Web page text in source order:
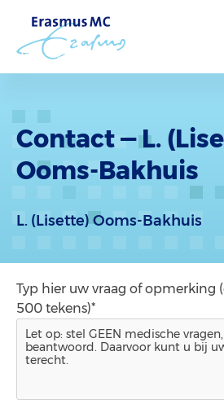
Contact — L.
Ooms-Bakhuis
L. (Lisette) Ooms-Bakhuis
Typ hier uw vraag of opmerking
500 tekens)*